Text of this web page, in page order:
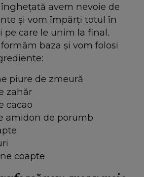
avem nevoie de
și vom împărți totul în
pe care le unim la final.
baza și vom folosi
piure de zmeură
zahăr
cacao
amidon de porumb
coapte